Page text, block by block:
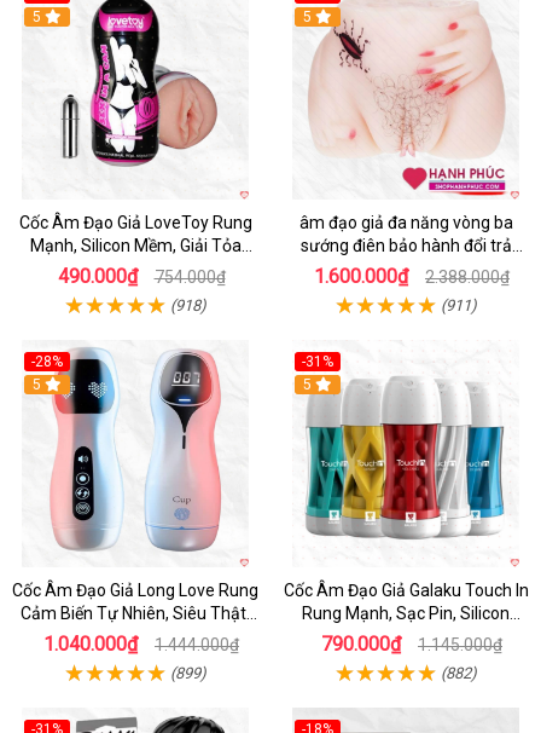
5
Cốc Âm Đạo Giả LoveToy Rung
Mạnh, Silicon Mềm, Giải Tỏa
Sinh Lý
490.000₫ 754.000₫
(918)
5
âm đạo giả đa năng vòng ba
sướng điên bảo hành đổi trả
nhanh
1.600.000₫ 2.388.000₫
(911)
-28%
5
Cốc Âm Đạo Giả Long Love Rung
Cảm Biến Tự Nhiên, Siêu Thật,
Sướng
1.040.000₫ 1.444.000₫
(899)
-31%
Hot
5
Cốc Âm Đạo Giả Galaku Touch In
Rung Mạnh, Sạc Pin, Silicon
Mềm
790.000₫ 1.145.000₫
(882)
-31%
-18%